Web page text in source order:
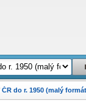
ČR do r. 1950 (malý